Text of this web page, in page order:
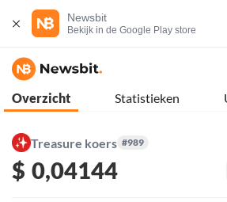
Newsbit
Bekijk in de Google Play store
Overzicht Statistieken
Treasure koers #989
$ 0,04144